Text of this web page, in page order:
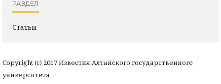
РАЗДЕЛ
Статьи
Copyright (c) 2017 Известия Алтайского государственного
университета